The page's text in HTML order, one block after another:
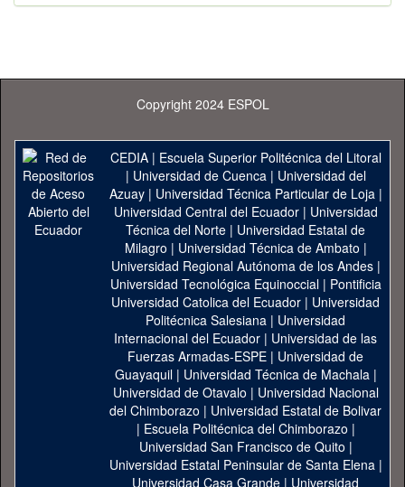
Copyright 2024 ESPOL
CEDIA| Escuela Superior Politécnica del Litoral
| Universidad de Cuenca| Universidad del
Azuay| Universidad Técnica Particular de Loja|
Universidad Central del Ecuador| Universidad
Técnica del Norte | Universidad Estatal de
Milagro | Universidad Técnica de Ambato |
Universidad Regional Autónoma de los Andes|
Universidad Tecnológica Equinoccial| Pontificia
Universidad Catolica del Ecuador | Universidad
Politécnica Salesiana | Universidad
Internacional del Ecuador | Universidad de las
Fuerzas Armadas-ESPE | Universidad de
Guayaquil| Universidad Técnica de Machala|
Universidad de Otavalo | Universidad Nacional
del Chimborazo | Universidad Estatal de Bolivar
| Escuela Politécnica del Chimborazo |
Universidad San Francisco de Quito |
Universidad Estatal Peninsular de Santa Elena|
Universidad Casa Grande | Universidad